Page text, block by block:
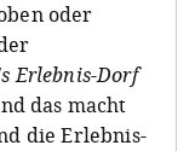
oder
Erlebnis-Dorf
das macht
die Erlebnis-